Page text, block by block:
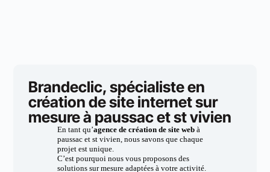
Brandeclic, spécialiste en
création de site internet sur
mesure à paussac et st vivien
En tant qu’agence de création de site webà
paussac et st vivien, nous savons que chaque
projet est unique.
C’est pourquoi nous vous proposons des
solutions sur mesure adaptées à votre activité.